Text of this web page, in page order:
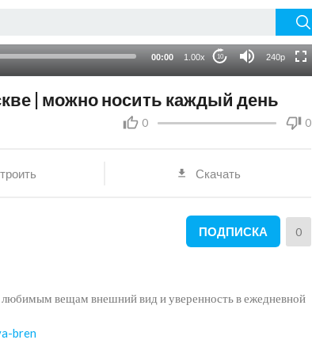
00:00 1.00x 10 240p
| можно носить каждый день
0 0
Скачать
ПОДПИСКА 0
вещам внешний вид и уверенность в ежедневной
bren